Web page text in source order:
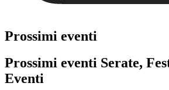
Prossimi eventi
Prossimi eventi Serate,
Eventi